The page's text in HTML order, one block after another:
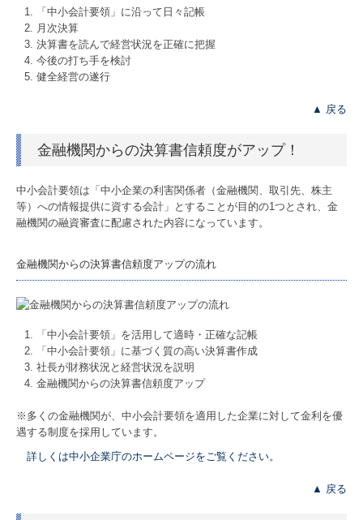
「中小会計要領」に沿って日々記帳
月次決算
決算書を読んで経営状況を正確に把握
今後の打ち手を検討
健全経営の遂行
▲ 戻る
金融機関からの決算書信頼度がアップ！
中小会計要領は「中小企業の利害関係者（金融機関、取引先、株主
等）への情報提供に資する会計」とすることが目的の1つとされ、金
融機関の融資審査に配慮された内容になっています。
金融機関からの決算書信頼度アップの流れ
「中小会計要領」を活用して適時・正確な記帳
「中小会計要領」に基づく質の高い決算書作成
社長が財務状況と経営状況を説明
金融機関からの決算書信頼度アップ
※多くの金融機関が、中小会計要領を適用した企業に対して金利を優
遇する制度を採用しています。
詳しくは中小企業庁のホームページをご覧ください。
▲ 戻る